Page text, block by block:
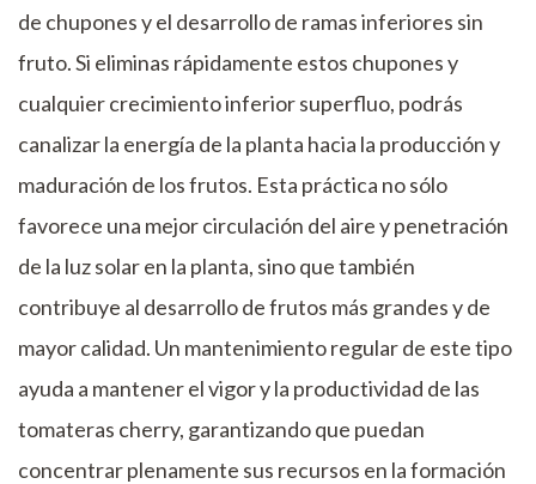
de chupones y el desarrollo de ramas inferiores sin
fruto. Si eliminas rápidamente estos chupones y
cualquier crecimiento inferior superfluo, podrás
canalizar la energía de la planta hacia la producción y
maduración de los frutos. Esta práctica no sólo
favorece una mejor circulación del aire y penetración
de la luz solar en la planta, sino que también
contribuye al desarrollo de frutos más grandes y de
mayor calidad. Un mantenimiento regular de este tipo
ayuda a mantener el vigor y la productividad de las
tomateras cherry, garantizando que puedan
concentrar plenamente sus recursos en la formación